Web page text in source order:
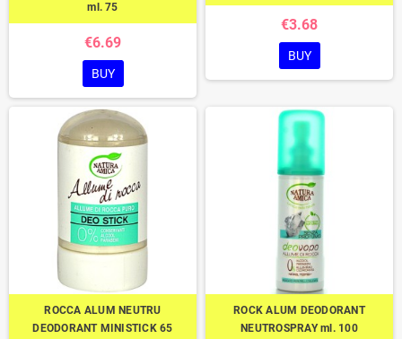
ml. 75
€6.69
BUY
€3.68
BUY
ROCCA ALUM NEUTRU
DEODORANT MINISTICK 65
ROCK ALUM DEODORANT
NEUTROSPRAY ml. 100